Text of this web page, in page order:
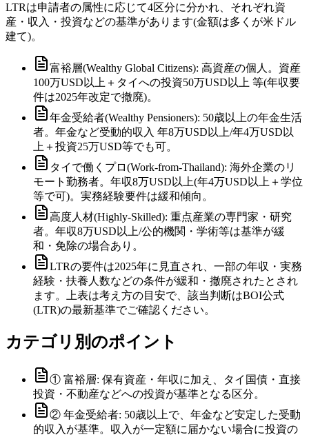
LTRは申請者の属性に応じて4区分に分かれ、それぞれ資
産・収入・投資などの基準があります(金額は多くが米ドル
建て)。
富裕層(Wealthy Global Citizens): 高資産の個人。資産
100万USD以上＋タイへの投資50万USD以上 等(年収要
件は2025年改定で撤廃)。
年金受給者(Wealthy Pensioners): 50歳以上の年金生活
者。年金など受動的収入 年8万USD以上/年4万USD以
上＋投資25万USD等でも可。
タイで働くプロ(Work-from-Thailand): 海外企業のリ
モート勤務者。年収8万USD以上(年4万USD以上＋学位
等で可)。実務経験要件は緩和傾向。
高度人材(Highly-Skilled): 重点産業の専門家・研究
者。年収8万USD以上/公的機関・学術等は基準が緩
和・免除の場合あり。
LTRの要件は2025年に見直され、一部の年収・実務
経験・扶養人数などの条件が緩和・撤廃されたとされ
ます。上表は考え方の目安で、該当判断はBOI公式
(LTR)の最新基準でご確認ください。
カテゴリ別のポイント
① 富裕層: 保有資産・年収に加え、タイ国債・直接
投資・不動産などへの投資が基準となる区分。
② 年金受給者: 50歳以上で、年金など安定した受動
的収入が基準。収入が一定額に届かない場合に投資の